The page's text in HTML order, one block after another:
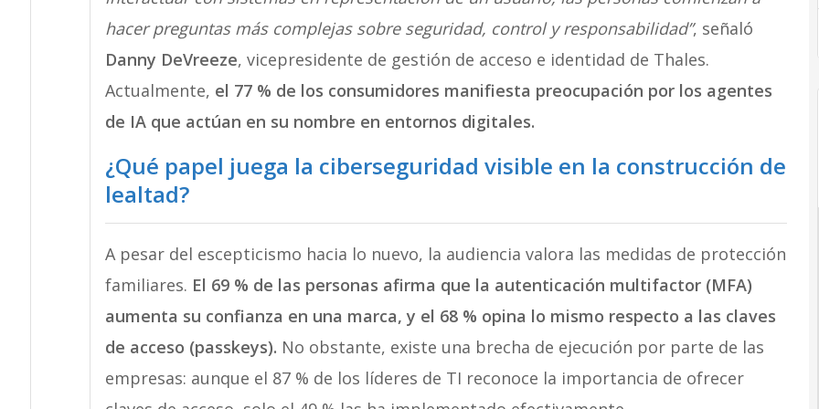
hacer preguntas más complejas sobre seguridad, control y responsabilidad”, señaló
Danny DeVreeze, vicepresidente de gestión de acceso e identidad de Thales.
Actualmente, el 77 % de los consumidores manifiesta preocupación por los agentes
de IA que actúan en su nombre en entornos digitales.
¿Qué papel juega la ciberseguridad visible en la construcción de
lealtad?
A pesar del escepticismo hacia lo nuevo, la audiencia valora las medidas de protección
familiares. El 69 % de las personas afirma que la autenticación multifactor (MFA)
aumenta su confianza en una marca, y el 68 % opina lo mismo respecto a las claves
de acceso (passkeys). No obstante, existe una brecha de ejecución por parte de las
empresas: aunque el 87 % de los líderes de TI reconoce la importancia de ofrecer